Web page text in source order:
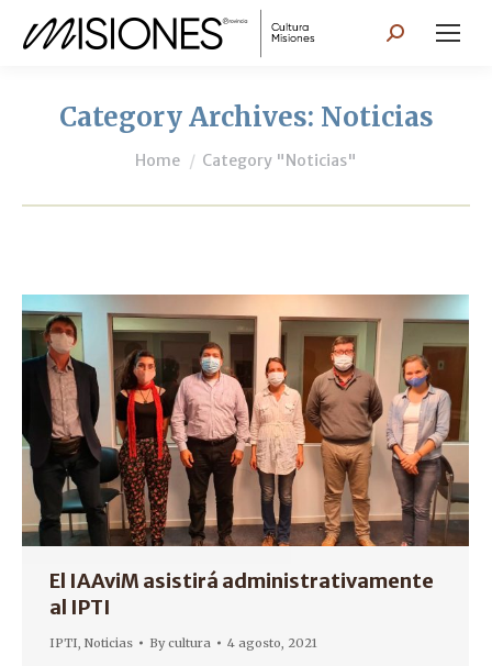
Search:
Category Archives: Noticias
You are here:
Home Category "Noticias"
El IAAviM asistirá administrativamente
al IPTI
IPTI, Noticias Bycultura 4 agosto, 2021